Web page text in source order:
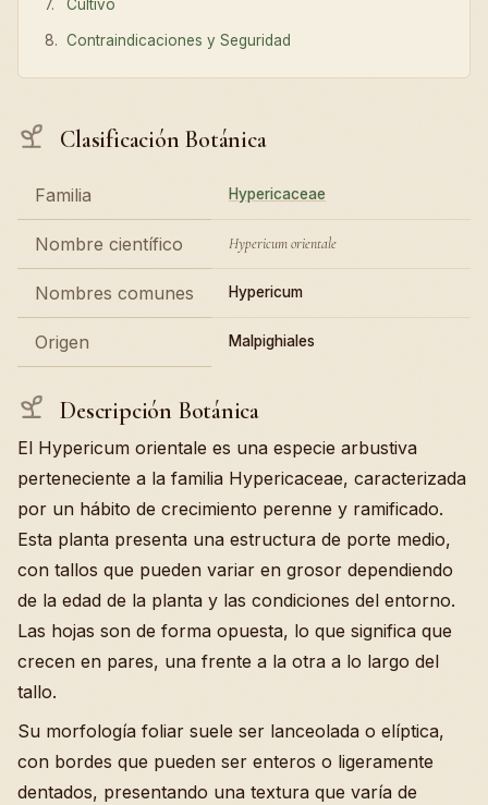
Cultivo
Contraindicaciones y Seguridad
Clasificación Botánica
Familia Hypericaceae
Nombre científico Hypericum orientale
Nombres comunes Hypericum
Origen Malpighiales
Descripción Botánica
El Hypericum orientale es una especie arbustiva
perteneciente a la familia Hypericaceae, caracterizada
por un hábito de crecimiento perenne y ramificado.
Esta planta presenta una estructura de porte medio,
con tallos que pueden variar en grosor dependiendo
de la edad de la planta y las condiciones del entorno.
Las hojas son de forma opuesta, lo que significa que
crecen en pares, una frente a la otra a lo largo del
tallo.
Su morfología foliar suele ser lanceolada o elíptica,
con bordes que pueden ser enteros o ligeramente
dentados, presentando una textura que varía de